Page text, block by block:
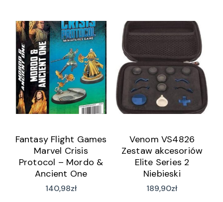
Fantasy Flight Games
Marvel Crisis
Protocol – Mordo &
Ancient One
140,98zł
Venom VS4826
Zestaw akcesoriów
Elite Series 2
Niebieski
189,90zł